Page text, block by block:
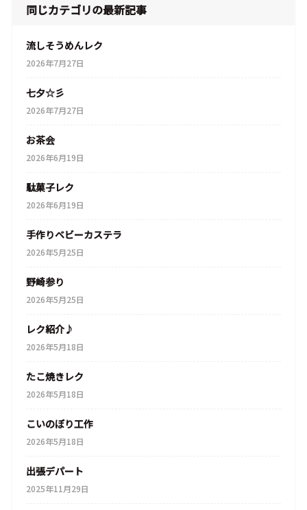
同じカテゴリの最新記事
流しそうめんレク
2026年7月27日
七夕☆彡
2026年7月27日
お茶会
2026年6月19日
駄菓子レク
2026年6月19日
手作りベビーカステラ
2026年5月25日
野崎参り
2026年5月25日
レク紹介♪
2026年5月18日
たこ焼きレク
2026年5月18日
こいのぼり工作
2026年5月18日
出張デパート
2025年11月29日